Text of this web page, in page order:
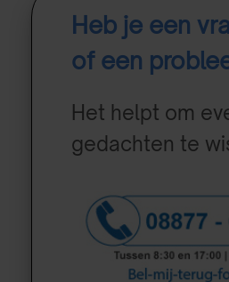
Heb je een
of een
Het helpt om
gedachten te